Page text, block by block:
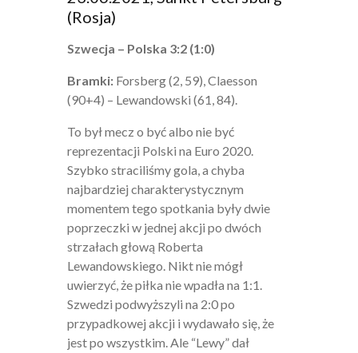
(Rosja)
Szwecja – Polska 3:2 (1:0)
Bramki: Forsberg (2, 59), Claesson
(90+4) – Lewandowski (61, 84).
To był mecz o być albo nie być
reprezentacji Polski na Euro 2020.
Szybko straciliśmy gola, a chyba
najbardziej charakterystycznym
momentem tego spotkania były dwie
poprzeczki w jednej akcji po dwóch
strzałach głową Roberta
Lewandowskiego. Nikt nie mógł
uwierzyć, że piłka nie wpadła na 1:1.
Szwedzi podwyższyli na 2:0 po
przypadkowej akcji i wydawało się, że
jest po wszystkim. Ale “Lewy” dał